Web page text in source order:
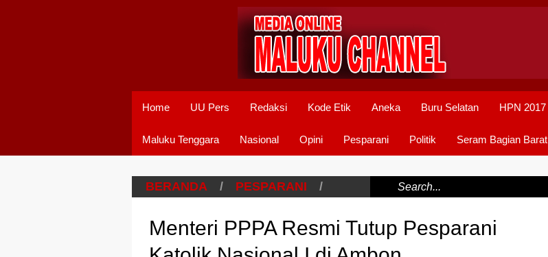
Home UU Pers Redaksi Kode Etik Aneka Buru Selatan HPN 2017
Maluku Tenggara Nasional Opini Pesparani Politik Seram Bagian Barat
BERANDA / PESPARANI /
Menteri PPPA Resmi Tutup Pesparani